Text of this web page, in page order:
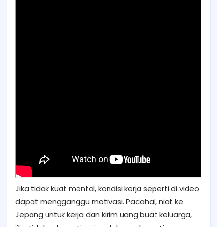
Jika tidak kuat mental, kondisi kerja seperti di video
dapat mengganggu motivasi. Padahal, niat ke
Jepang untuk kerja dan kirim uang buat keluarga,